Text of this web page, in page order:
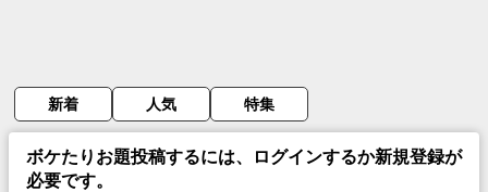
新着 人気 特集
ボケたりお題投稿するには、ログインするか新規登録が
必要です。